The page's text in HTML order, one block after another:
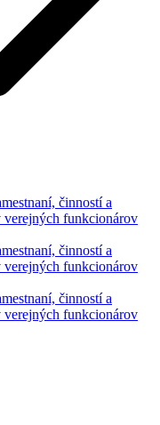
činností a
funkcionárov
činností a
funkcionárov
činností a
funkcionárov